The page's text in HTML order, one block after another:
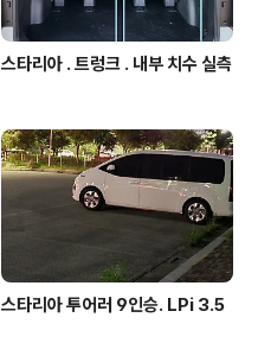
스타리아 . 트렁크 . 내부 치수 실측
스타리아 투어러 9인승. LPi 3.5